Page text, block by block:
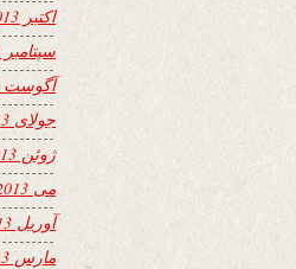
اکتبر 2013
سپتامبر 2013
آگوست 2013
جولای 2013
ژوئن 2013
می 2013
آوریل 2013
مارس 2013